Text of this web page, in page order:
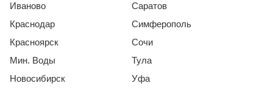
Иваново
Краснодар
Красноярск
Мин. Воды
Новосибирск
Саратов
Симферополь
Сочи
Тула
Уфа